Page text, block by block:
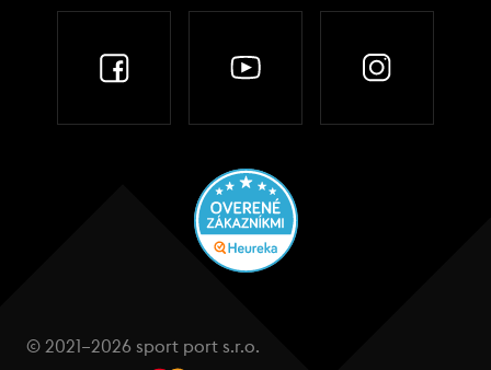
© 2021–2026 sport port s.r.o.